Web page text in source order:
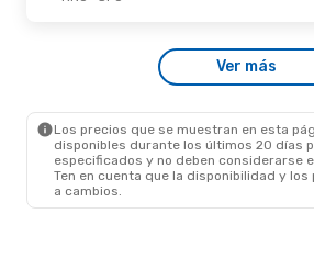
- Vie., 21 De Ago.
Frontier Airlines1 Escala
Ver más
Los precios que se muestran en esta
disponibles durante los últimos 20 días
especificados y no deben considerarse
Ten en cuenta que la disponibilidad y
a cambios.